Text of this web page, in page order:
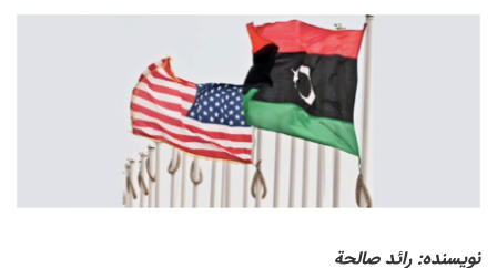
نویسنده: رائد صالحة